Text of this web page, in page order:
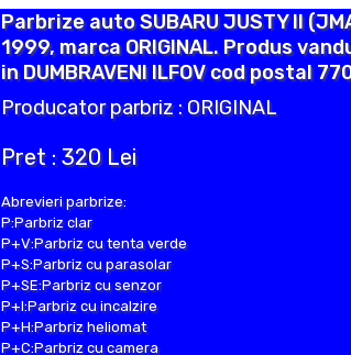
Parbrize auto SUBARU JUSTY II
1999, marca ORIGINAL. Produs
in DUMBRAVENI ILFOV cod postal
Producator parbriz : ORIGINAL
Pret : 320 Lei
Abrevieri parbrize:
P:Parbriz clar
P+V:Parbriz cu tenta verde
P+S:Parbriz cu parasolar
P+SE:Parbriz cu senzor
P+I:Parbriz cu incalzire
P+H:Parbriz heliomat
P+C:Parbriz cu camera